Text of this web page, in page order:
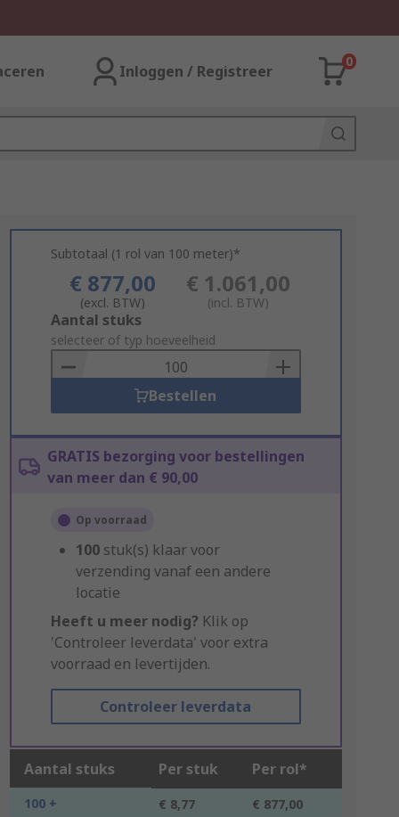
Inloggen / Registreer
0
Subtotaal (1 rol van 100 meter)*
€ 877,00
(excl. BTW)
€ 1.061,00
(incl. BTW)
Add
to
Basket
Aantal stuks
selecteer of typ hoeveelheid
Bestellen
GRATIS bezorging voor bestellingen
van meer dan € 90,00
Op voorraad
100 stuk(s) klaar voor
verzending vanaf een andere
locatie
Heeft u meer nodig? Klik op
'Controleer leverdata' voor extra
voorraad en levertijden.
Controleer leverdata
Aantal stuks Per stuk Per rol*
100 + € 8,77 € 877,00